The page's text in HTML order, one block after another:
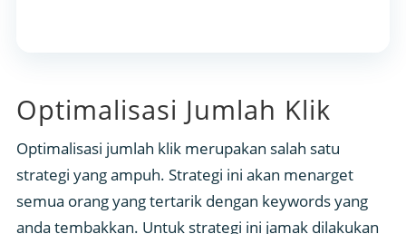
Optimalisasi Jumlah Klik
Optimalisasi jumlah klik merupakan salah satu
strategi yang ampuh. Strategi ini akan menarget
semua orang yang tertarik dengan keywords yang
anda tembakkan. Untuk strategi ini jamak dilakukan